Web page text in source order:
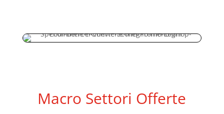
Macro Settori Offerte